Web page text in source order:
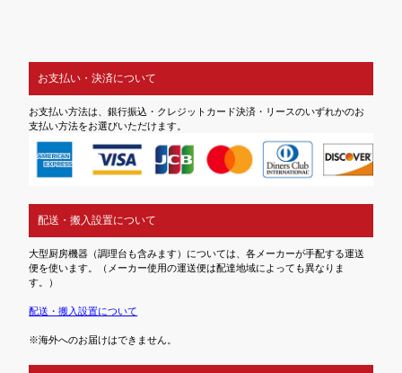
お支払い・決済について
お支払い方法は、銀行振込・クレジットカード決済・リースのいずれかのお
支払い方法をお選びいただけます。
配送・搬入設置について
大型厨房機器（調理台も含みます）については、各メーカーが手配する運送
便を使います。（メーカー使用の運送便は配達地域によっても異なりま
す。）
配送・搬入設置について
※海外へのお届けはできません。